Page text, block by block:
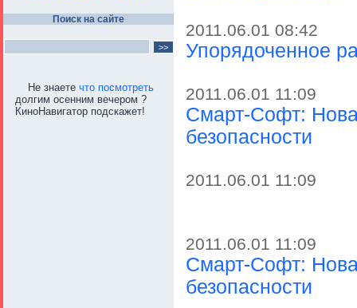
Поиск на сайте
Не знаете что посмотреть
долгим осенним вечером ?
КиноНавигатор подскажет!
2011.06.01 08:42
Упорядоченное
2011.06.01 11:09
Смарт-Софт:
безопасности
2011.06.01 11:09
2011.06.01 11:09
Смарт-Софт:
безопасности